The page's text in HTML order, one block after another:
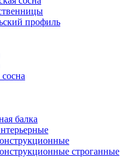
профиль
балка
строганные